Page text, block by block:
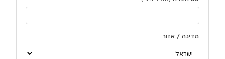
מדינה / אזור